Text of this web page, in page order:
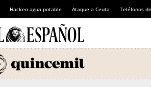
Hackeo agua potable Ataque a Ceuta Teléfonos